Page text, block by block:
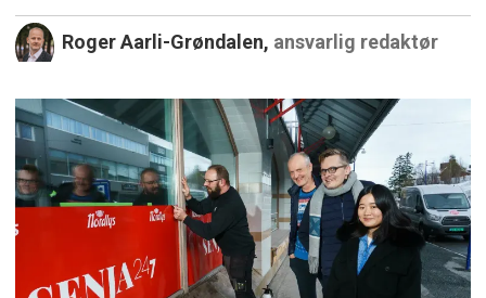
Roger Aarli-Grøndalen, ansvarlig redaktør